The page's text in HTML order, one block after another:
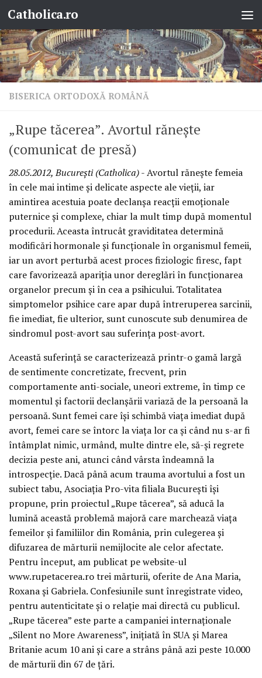
Skip to content
Catholica.ro
BISERICA ORTODOXĂ ROMÂNĂ
„Rupe tăcerea”. Avortul răneşte
(comunicat de presă)
28.05.2012, Bucureşti (Catholica)- Avortul răneşte femeia
în cele mai intime şi delicate aspecte ale vieţii, iar
amintirea acestuia poate declanşa reacţii emoţionale
puternice şi complexe, chiar la mult timp după momentul
procedurii. Aceasta întrucât graviditatea determină
modificări hormonale şi funcţionale în organismul femeii,
iar un avort perturbă acest proces fiziologic firesc, fapt
care favorizează apariţia unor dereglări în funcţionarea
organelor precum şi în cea a psihicului. Totalitatea
simptomelor psihice care apar după întreruperea sarcinii,
fie imediat, fie ulterior, sunt cunoscute sub denumirea de
sindromul post-avort sau suferinţa post-avort.
Această suferinţă se caracterizează printr-o gamă largă
de sentimente concretizate, frecvent, prin
comportamente anti-sociale, uneori extreme, în timp ce
momentul şi factorii declanşării variază de la persoană la
persoană. Sunt femei care îşi schimbă viaţa imediat după
avort, femei care se întorc la viaţa lor ca şi când nu s-ar fi
întâmplat nimic, urmând, multe dintre ele, să-şi regrete
decizia peste ani, atunci când vârsta îndeamnă la
introspecţie. Dacă până acum trauma avortului a fost un
subiect tabu, Asociaţia Pro-vita filiala Bucureşti îşi
propune, prin proiectul „Rupe tăcerea”, să aducă la
lumină această problemă majoră care marchează viaţa
femeilor şi familiilor din România, prin culegerea şi
difuzarea de mărturii nemijlocite ale celor afectate.
Pentru început, am publicat pe website-ul
www.rupetacerea.ro trei mărturii, oferite de Ana Maria,
Roxana şi Gabriela. Confesiunile sunt înregistrate video,
pentru autenticitate şi o relaţie mai directă cu publicul.
„Rupe tăcerea” este parte a campaniei internaţionale
„Silent no More Awareness”, iniţiată în SUA şi Marea
Britanie acum 10 ani şi care a strâns până azi peste 10.000
de mărturii din 67 de ţări.